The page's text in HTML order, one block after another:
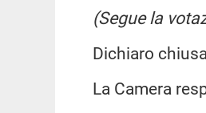
(Segue la
Dichiaro chiusa
La Camera